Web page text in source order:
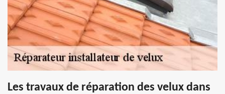
Les travaux de réparation des velux dans